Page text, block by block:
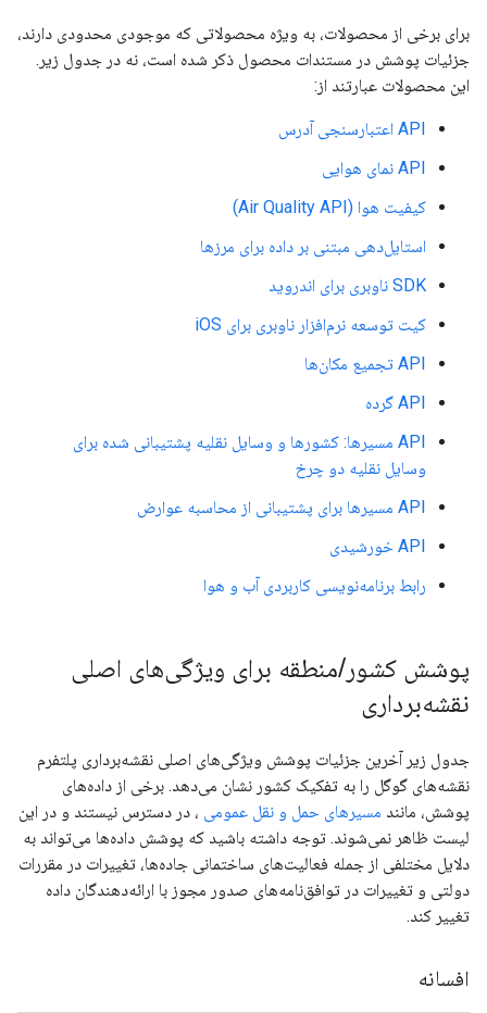
برای برخی از محصولات، به ویژه محصولاتی که موجودی محدودی دارند،
جزئیات پوشش در مستندات محصول ذکر شده است، نه در جدول زیر.
این محصولات عبارتند از:
API اعتبارسنجی آدرس
API نمای هوایی
کیفیت هوا (Air Quality API)
استایل‌دهی مبتنی بر داده برای مرزها
SDK ناوبری برای اندروید
کیت توسعه نرم‌افزار ناوبری برای iOS
API تجمیع مکان‌ها
API گرده
API مسیرها: کشورها و وسایل نقلیه پشتیبانی شده برای
وسایل نقلیه دو چرخ
API مسیرها برای پشتیبانی از محاسبه عوارض
API خورشیدی
رابط برنامه‌نویسی کاربردی آب و هوا
پوشش کشور/منطقه برای ویژگی‌های اصلی
نقشه‌برداری
جدول زیر آخرین جزئیات پوشش ویژگی‌های اصلی نقشه‌برداری پلتفرم
نقشه‌های گوگل را به تفکیک کشور نشان می‌دهد. برخی از داده‌های
پوشش، مانند مسیرهای حمل و نقل عمومی ، در دسترس نیستند و در این
لیست ظاهر نمی‌شوند. توجه داشته باشید که پوشش داده‌ها می‌تواند به
دلایل مختلفی از جمله فعالیت‌های ساختمانی جاده‌ها، تغییرات در مقررات
دولتی و تغییرات در توافق‌نامه‌های صدور مجوز با ارائه‌دهندگان داده
تغییر کند.
افسانه